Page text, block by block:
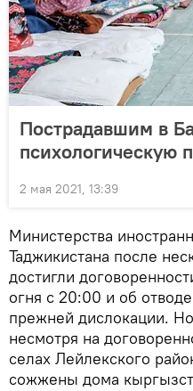
Пострадавшим в
психологическую
2 мая 2021, 13:39
Министерства
Таджикистана после
достигли
огня с 20:00 и об
прежней дислокации.
несмотря на
селах Лейлекского
сожжены дома